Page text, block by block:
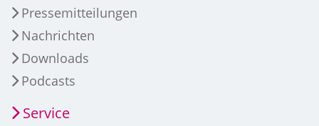
Pressemitteilungen
Nachrichten
Downloads
Podcasts
Service